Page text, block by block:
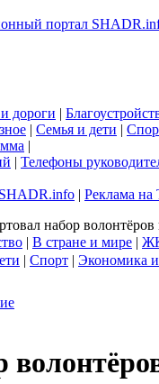
дороги |
| Семья и дети |
|
| Телефоны
| Реклама
набор
| В стране и мире |
| Спорт | Экономика